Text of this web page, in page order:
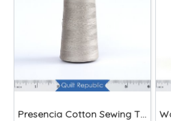
Presencia Cotton Sewing Thread 3-ply 60wt 4882 Yards Grey